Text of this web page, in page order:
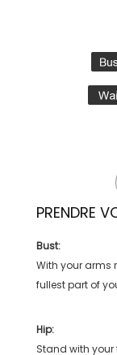
PRENDRE
Bust:
With your arms
fullest part of
Hip:
Stand with